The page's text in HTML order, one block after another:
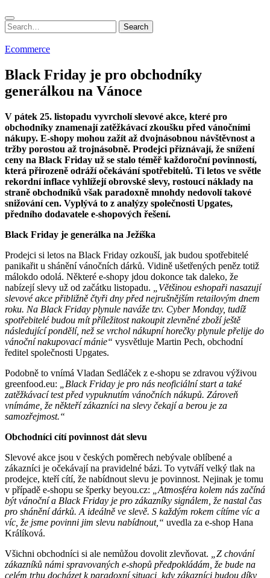
Search
for:
Search
Ecommerce
Black Friday je pro obchodníky
generálkou na Vánoce
V pátek 25. listopadu vyvrcholí slevové akce, které pro
obchodníky znamenají zatěžkávací zkoušku před vánočními
nákupy. E-shopy mohou zažít až dvojnásobnou návštěvnost a
tržby porostou až trojnásobně. Prodejci přiznávají, že snížení
ceny na Black Friday už se stalo téměř každoroční povinností,
která přirozeně odráží očekávání spotřebitelů. Ti letos ve světle
rekordní inflace vyhlížejí obrovské slevy, rostoucí náklady na
straně obchodníků však paradoxně mnohdy nedovolí takové
snižování cen. Vyplývá to z analýzy společnosti Upgates,
předního dodavatele e-shopových řešení.
Black Friday je generálka na Ježíška
Prodejci si letos na Black Friday ozkouší, jak budou spotřebitelé
panikařit u shánění vánočních dárků. Vidině ušetřených peněz totiž
málokdo odolá. Některé e-shopy jdou dokonce tak daleko, že
nabízejí slevy už od začátku listopadu.
„Většinou eshopaři nasazují
slevové akce přibližně čtyři dny před nejrušnějším retailovým dnem
roku. Na Black Friday plynule naváže tzv. Cyber Monday, tudíž
spotřebitelé budou mít příležitost nakoupit zlevněné zboží ještě
následující pondělí, než se vrchol nákupní horečky plynule přelije do
vánoční nakupovací mánie“ vysvětluje Martin Pech, obchodní
ředitel společnosti Upgates.
Podobně to vnímá Vladan Sedláček z e-shopu se zdravou výživou
greenfood.eu:
„Black Friday je pro nás neoficiální start a také
zatěžkávací test před vypuknutím vánočních nákupů. Zároveň
vnímáme, že někteří zákazníci na slevy čekají a berou je za
samozřejmost.“
Obchodníci cítí povinnost dát slevu
Slevové akce jsou v českých poměrech nebývale oblíbené a
zákazníci je očekávají na pravidelné bázi. To vytváří velký tlak na
prodejce, kteří cítí, že nabídnout slevu je povinnost. Nejinak je tomu
v případě e-shopu se šperky beyou.cz:
„Atmosféra kolem nás začíná
být vánoční a Black Friday je pro zákazníky signálem, že nastal čas
pro shánění dárků. A ideálně ve slevě. S každým rokem cítíme víc a
víc, že jsme povinni jim slevu nabídnout,“ uvedla za e-shop Hana
Králíková.
Všichni obchodníci si ale nemůžou dovolit zlevňovat.
„Z chování
zákazníků námi spravovaných e-shopů předpokládám, že bude na
celém trhu docházet k paradoxní situaci, kdy zákazníci budou díky